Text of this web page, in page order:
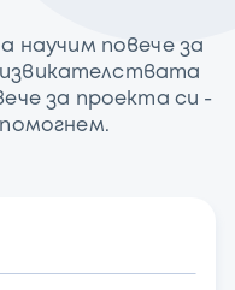
научим повече за
за проекта си -